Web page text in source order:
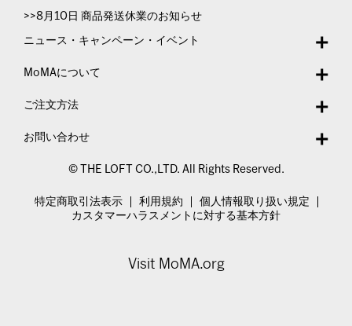
>>8月10日 商品発送休業のお知らせ
ニュース・キャンペーン・イベント
MoMAについて
ご注文方法
お問い合わせ
© THE LOFT CO.,LTD. All Rights Reserved.
特定商取引法表示 利用規約
個人情報取り扱い規定
カスタマーハラスメントに対する基本方針
Visit MoMA.org